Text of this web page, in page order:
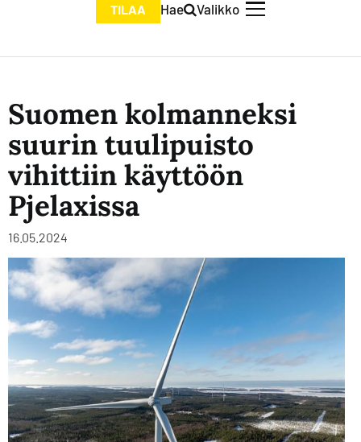
TILAA Hae Valikko
Suomen kolmanneksi
suurin tuulipuisto
vihittiin käyttöön
Pjelaxissa
16.05.2024